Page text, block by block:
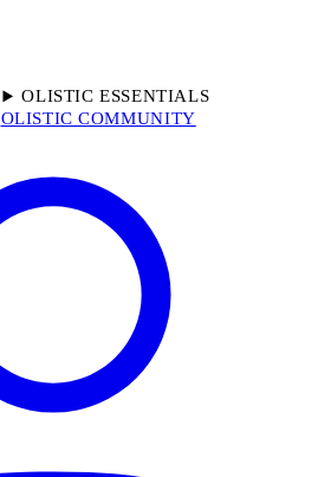
OLISTIC ESSENTIALS
OLISTIC COMMUNITY